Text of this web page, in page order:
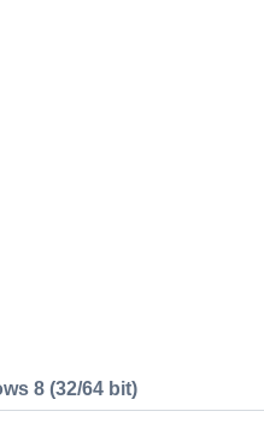
8 (32/64 bit)